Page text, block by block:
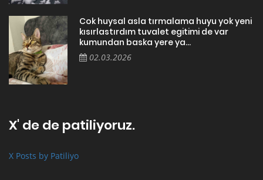
Cok huysal asla tırmalama huyu yok yeni
kısırlastırdım tuvalet egitimi de var
kumundan baska yere ya...
02.03.2026
X' de de patiliyoruz.
X Posts by Patiliyo